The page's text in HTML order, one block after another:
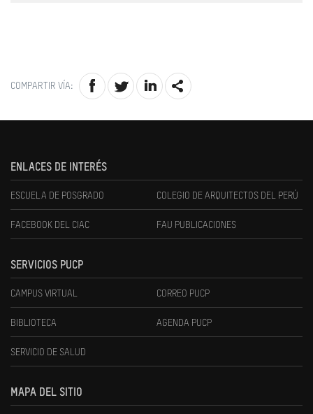
COMPARTIR VÍA:
ENLACES DE INTERÉS
ESCUELA DE POSGRADO COLEGIO DE ARQUITECTOS DEL PERÚ
FACEBOOK DEL CIAC FAU PUBLICACIONES
SERVICIOS PUCP
CAMPUS VIRTUAL CORREO PUCP
BIBLIOTECA AGENDA PUCP
SERVICIO DE SALUD
MAPA DEL SITIO